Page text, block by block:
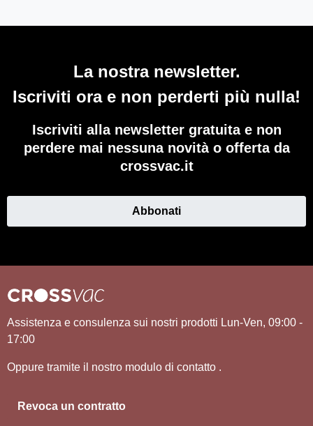
La nostra newsletter.
Iscriviti ora e non perderti più nulla!
Iscriviti alla newsletter gratuita e non
perdere mai nessuna novità o offerta da
crossvac.it
Abbonati
Assistenza e consulenza sui nostri prodotti Lun-Ven, 09:00 -
17:00
Oppure tramite il nostro modulo di contatto .
Revoca un contratto